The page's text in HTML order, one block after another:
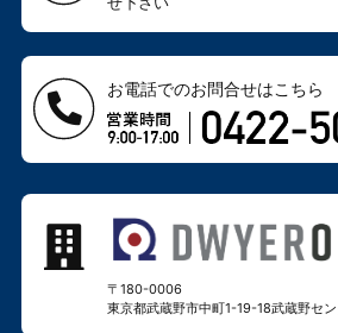
お電話でのお問合せはこちら
〒180-0006
東京都武蔵野市中町1-19-18武蔵野セ